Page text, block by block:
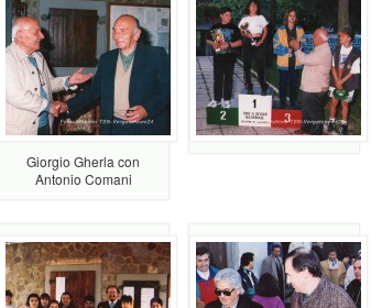
Giorgio Gherla con
Antonio Comani